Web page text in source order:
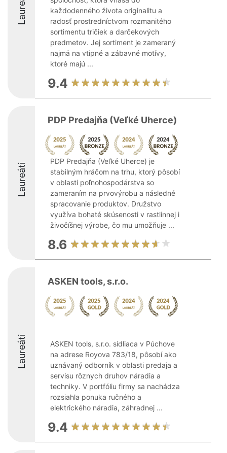
Laureáti
každodenného života originalitu a
radosť prostredníctvom rozmanitého
sortimentu tričiek a darčekových
predmetov. Jej sortiment je zameraný
najmä na vtipné a zábavné motívy,
ktoré majú ...
9.4
Laureáti
PDP Predajňa (Veľké Uherce)
PDP Predajňa (Veľké Uherce) je
stabilným hráčom na trhu, ktorý pôsobí
v oblasti poľnohospodárstva so
zameraním na prvovýrobu a následné
spracovanie produktov. Družstvo
využíva bohaté skúsenosti v rastlinnej i
živočíšnej výrobe, čo mu umožňuje ...
8.6
Laureáti
ASKEN tools, s.r.o.
ASKEN tools, s.r.o. sídliaca v Púchove
na adrese Royova 783/18, pôsobí ako
uznávaný odborník v oblasti predaja a
servisu rôznych druhov náradia a
techniky. V portfóliu firmy sa nachádza
rozsiahla ponuka ručného a
elektrického náradia, záhradnej ...
9.4